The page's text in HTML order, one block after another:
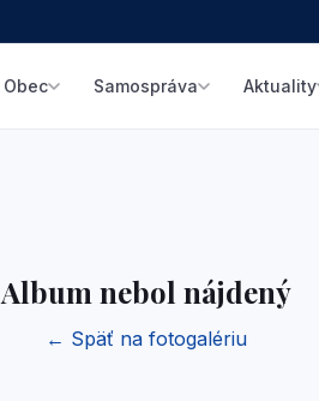
Obec Samospráva Aktuality
Album nebol nájdený
← Späť na fotogalériu